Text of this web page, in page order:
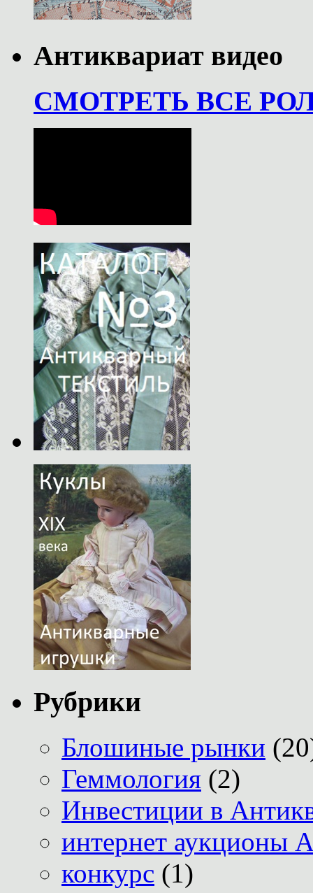
Антиквариат видео
СМОТРЕТЬ ВСЕ
Рубрики
Блошиные рынки
Геммология (2)
Инвестиции в
интернет аукционы
конкурс (1)